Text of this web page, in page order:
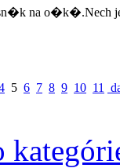
na o�k�.Nech
5 6 7 8 9 10 11